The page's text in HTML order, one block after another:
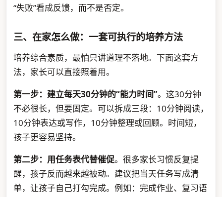
“失败”看成反馈，而不是否定。
三、在家怎么做：一套可执行的培养方法
培养综合素质，最怕只讲道理不落地。下面这套方
法，家长可以直接照着用。
第一步：建立每天30分钟的“能力时间”。这30分钟
不必很长，但要固定。可以拆成三段：10分钟阅读，
10分钟表达或写作，10分钟整理或回顾。时间短，
孩子更容易坚持。
第二步：用任务表代替催促。很多家长习惯反复提
醒，孩子反而越来越被动。建议把当天任务写成清
单，让孩子自己打勾完成。例如：完成作业、复习语